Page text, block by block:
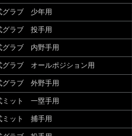
グラブ 少年用
グラブ 投手用
グラブ 内野手用
グラブ オールポジション用
グラブ 外野手用
ミット 一塁手用
ミット 捕手用